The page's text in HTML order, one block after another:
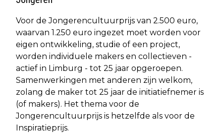
Voor de Jongerencultuurprijs van 2.500 euro,
waarvan 1.250 euro ingezet moet worden voor
eigen ontwikkeling, studie of een project,
worden individuele makers en collectieven -
actief in Limburg - tot 25 jaar opgeroepen.
Samenwerkingen met anderen zijn welkom,
zolang de maker tot 25 jaar de initiatiefnemer is
(of makers). Het thema voor de
Jongerencultuurprijs is hetzelfde als voor de
Inspiratieprijs.